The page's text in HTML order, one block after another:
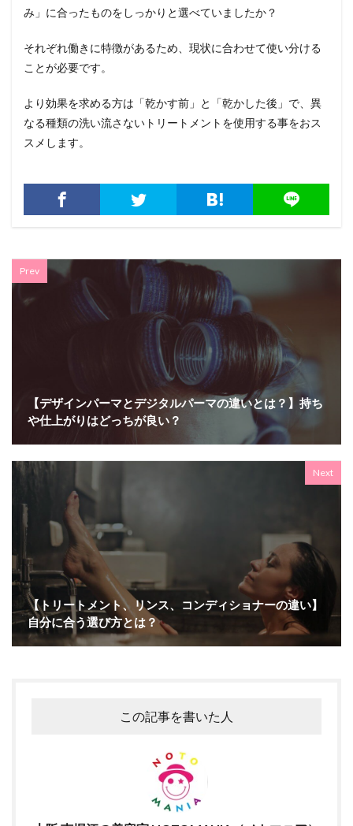
み」に合ったものをしっかりと選べていましたか？
それぞれ働きに特徴があるため、現状に合わせて使い分ける
ことが必要です。
より効果を求める方は「乾かす前」と「乾かした後」で、異
なる種類の洗い流さないトリートメントを使用する事をおス
スメします。
Prev
【デザインパーマとデジタルパーマの違いとは？】持ち
や仕上がりはどっちが良い？
Next
【トリートメント、リンス、コンディショナーの違い】
自分に合う選び方とは？
この記事を書いた人